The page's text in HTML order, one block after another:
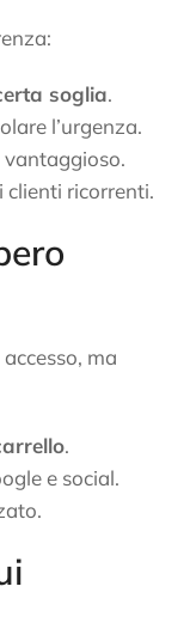
soglia.
l’urgenza.
clienti ricorrenti.
ma
.
e social.